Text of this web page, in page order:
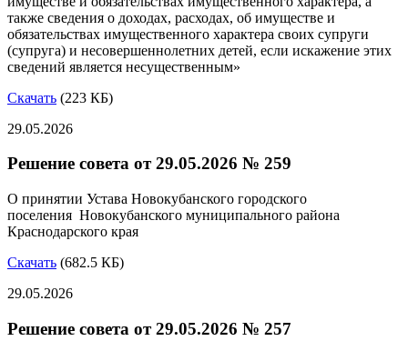
также сведения о доходах, расходах, об имуществе и
обязательствах имущественного характера своих супруги
(супруга) и несовершеннолетних детей, если искажение этих
сведений является несущественным»
Скачать (223 КБ)
29.05.2026
Решение совета от 29.05.2026 № 259
О принятии Устава Новокубанского городского
поселения Новокубанского муниципального района
Краснодарского края
Скачать (682.5 КБ)
29.05.2026
Решение совета от 29.05.2026 № 257